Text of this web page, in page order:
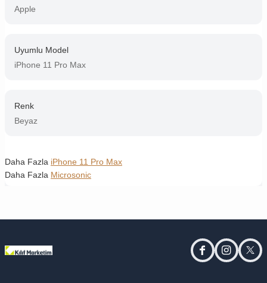
Apple
Uyumlu Model
iPhone 11 Pro Max
Renk
Beyaz
Daha Fazla iPhone 11 Pro Max
Daha Fazla Microsonic
facebookinstagram